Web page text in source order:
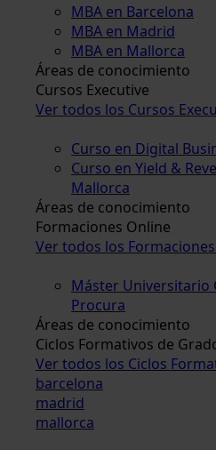
MBA en Barcelona
MBA en Madrid
MBA en Mallorca
Áreas de conocimiento
Cursos Executive
Ver todos los Cursos
Curso en Digital
Curso en Yield &
Mallorca
Áreas de conocimiento
Formaciones Online
Ver todos los
Máster Universitario
Procura
Áreas de conocimiento
Ciclos Formativos de
Ver todos los Ciclos
barcelona
madrid
mallorca